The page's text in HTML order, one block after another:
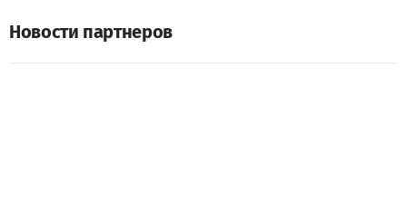
Новости партнеров